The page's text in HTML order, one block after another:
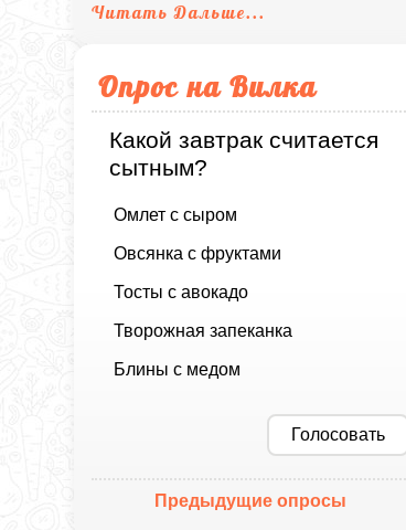
Читать Дальше...
Опрос на Вилка
Какой завтрак считается
сытным?
Омлет с сыром
Овсянка с фруктами
Тосты с авокадо
Творожная запеканка
Блины с медом
Голосовать
Предыдущие опросы